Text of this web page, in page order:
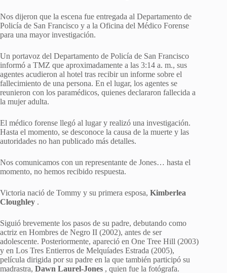
Nos dijeron que la escena fue entregada al Departamento de
Policía de San Francisco y a la Oficina del Médico Forense
para una mayor investigación.
Un portavoz del Departamento de Policía de San Francisco
informó a TMZ que aproximadamente a las 3:14 a. m., sus
agentes acudieron al hotel tras recibir un informe sobre el
fallecimiento de una persona. En el lugar, los agentes se
reunieron con los paramédicos, quienes declararon fallecida a
la mujer adulta.
El médico forense llegó al lugar y realizó una investigación.
Hasta el momento, se desconoce la causa de la muerte y las
autoridades no han publicado más detalles.
Nos comunicamos con un representante de Jones… hasta el
momento, no hemos recibido respuesta.
Victoria nació de Tommy y su primera esposa, Kimberlea
Cloughley .
Siguió brevemente los pasos de su padre, debutando como
actriz en Hombres de Negro II (2002), antes de ser
adolescente. Posteriormente, apareció en One Tree Hill (2003)
y en Los Tres Entierros de Melquíades Estrada (2005),
película dirigida por su padre en la que también participó su
madrastra, Dawn Laurel-Jones , quien fue la fotógrafa.